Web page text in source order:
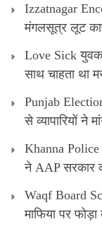
Izzatnagar
मंगलसूत्र लूट
Love Sick युवक
साथ चाहता था
Punjab
से व्यापारियों ने
Khanna Police
ने AAP सरकार
Waqf Board
माफिया पर